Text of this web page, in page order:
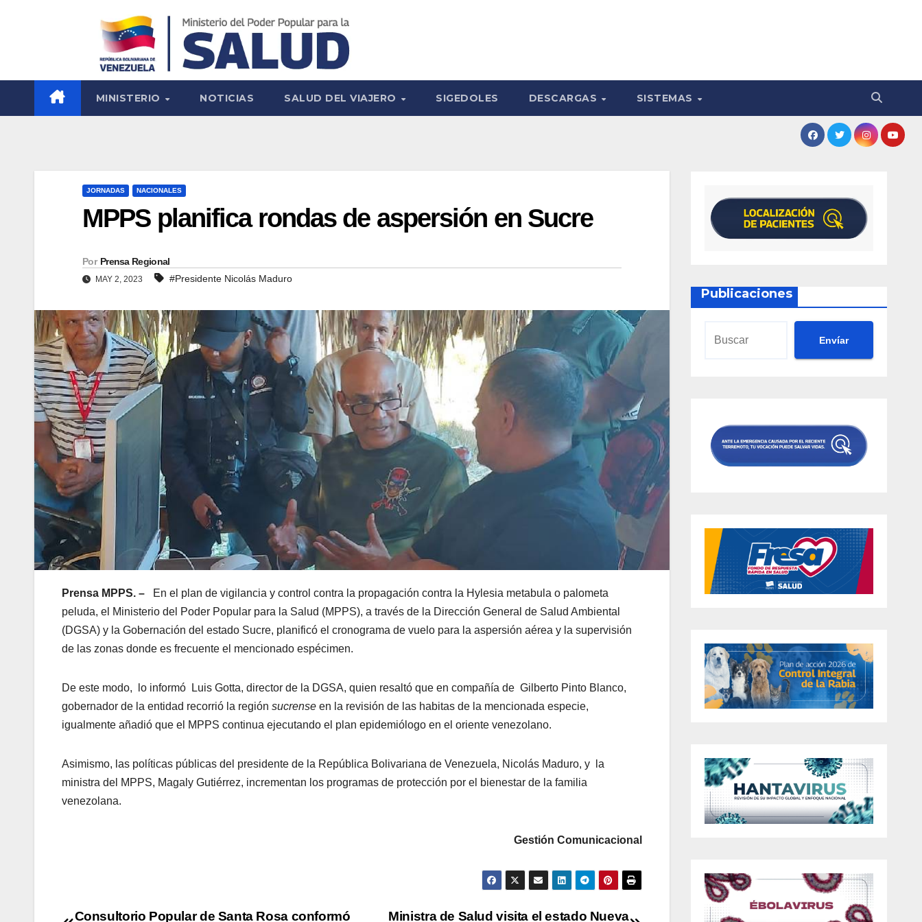
MINISTERIO NOTICIAS SALUD DEL VIAJERO SIGEDOLES DESCARGAS SISTEMAS
JORNADAS NACIONALES
MPPS planifica rondas de aspersión en Sucre
Por Prensa Regional
MAY 2, 2023 #Presidente Nicolás Maduro
Prensa MPPS. – En el plan de vigilancia y control contra la propagación contra la Hylesia metabula o palometa
peluda, el Ministerio del Poder Popular para la Salud (MPPS), a través de la Dirección General de Salud Ambiental
(DGSA) y la Gobernación del estado Sucre, planificó el cronograma de vuelo para la aspersión aérea y la supervisión
de las zonas donde es frecuente el mencionado espécimen.
De este modo, lo informó Luis Gotta, director de la DGSA, quien resaltó que en compañía de Gilberto Pinto Blanco,
gobernador de la entidad recorrió la región sucrense en la revisión de las habitas de la mencionada especie,
igualmente añadió que el MPPS continua ejecutando el plan epidemiólogo en el oriente venezolano.
Asimismo, las políticas públicas del presidente de la República Bolivariana de Venezuela, Nicolás Maduro, y la
ministra del MPPS, Magaly Gutiérrez, incrementan los programas de protección por el bienestar de la familia
venezolana.
Gestión Comunicacional
Ministra de Salud visita el estado Nueva
Consultorio Popular de Santa Rosa conformó
Publicaciones
Envíar